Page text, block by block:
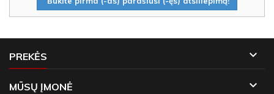
PREKĖS 
MŪSŲ ĮMONĖ 